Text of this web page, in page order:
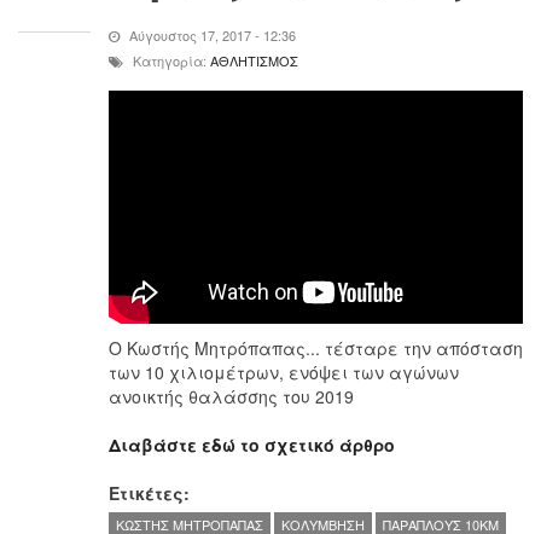
Αύγουστος 17, 2017 - 12:36
Κατηγορία: ΑΘΛΗΤΙΣΜΟΣ
Ο Κωστής Μητρόπαπας... τέσταρε την απόσταση
των 10 χιλιομέτρων, ενόψει των αγώνων
ανοικτής θαλάσσης του 2019
Διαβάστε εδώ το σχετικό άρθρο
Ετικέτες:
ΚΩΣΤΗΣ ΜΗΤΡΟΠΑΠΑΣ ΚΟΛΥΜΒΗΣΗ ΠΑΡΑΠΛΟΥΣ 10KM